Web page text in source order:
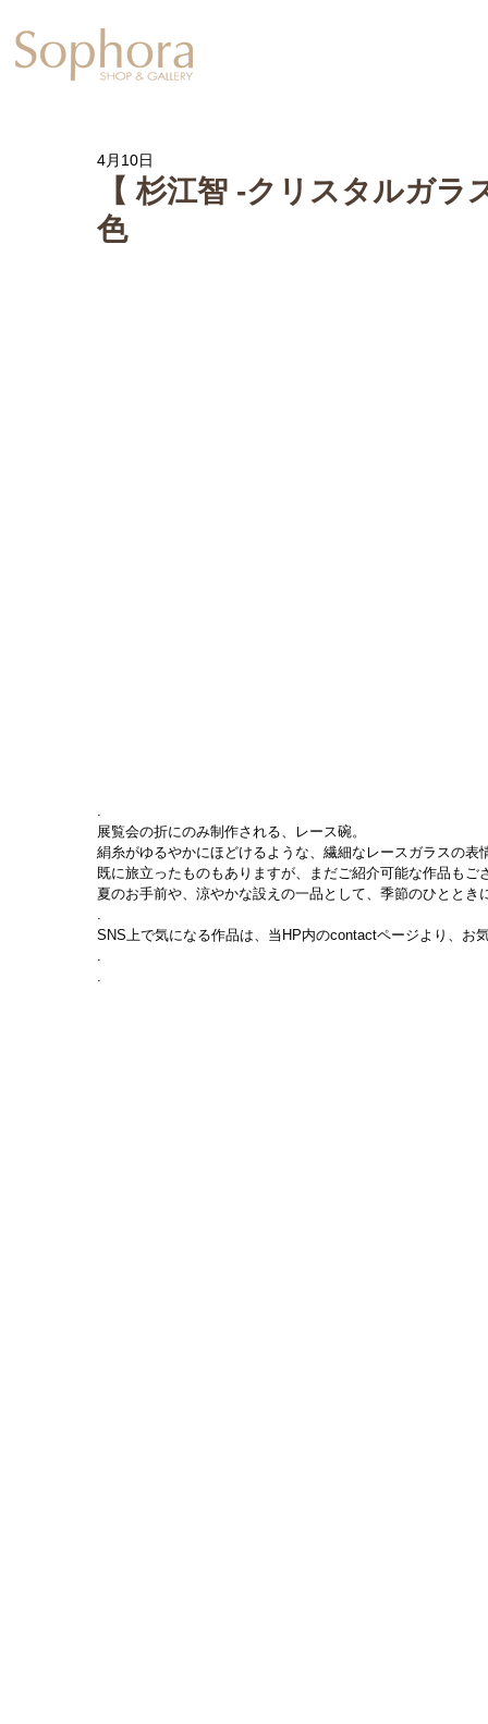
【 杉江智 -クリスタルガ
色
4月10日
.
展覧会の折にのみ制作される、レース碗。
絹糸がゆるやかにほどけるような、繊細なレースガラスの表
既に旅立ったものもありますが、まだご紹介可能な作品もご
夏のお手前や、涼やかな設えの一品として、季節のひととき
.
SNS上で気になる作品は、当HP内のcontactページより、お
.
.